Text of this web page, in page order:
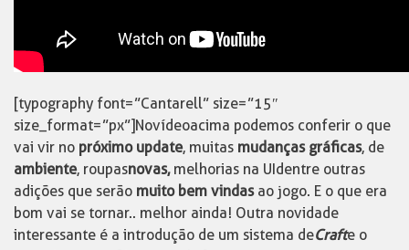
[typography font=”Cantarell” size=”15″
size_format=”px”]No vídeo acima podemos conferir o que
vai vir no próximo update, muitas mudanças gráficas, de
ambiente, roupasnovas, melhorias na UI dentre outras
adições que serão muito bem vindasao jogo. E o que era
bom vai se tornar.. melhor ainda! Outra novidade
interessante é a introdução de um sistema deCrafte o